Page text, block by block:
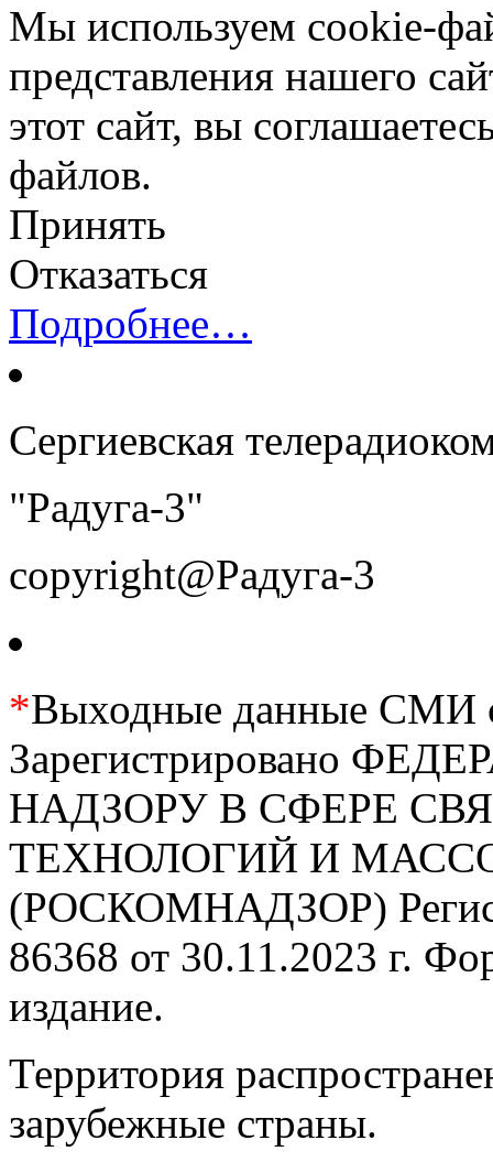
Мы используем cookie-
представления нашего
этот сайт, вы
файлов.
Принять
Отказаться
Подробнее…
Сергиевская
"Радуга-3"
copyright@Радуга-3
*Выходные данные СМИ
Зарегистрировано
НАДЗОРУ В СФЕРЕ
ТЕХНОЛОГИЙ И
(РОСКОМНАДЗОР)
86368 от 30.11.2023 г.
издание.
Территория
зарубежные страны.